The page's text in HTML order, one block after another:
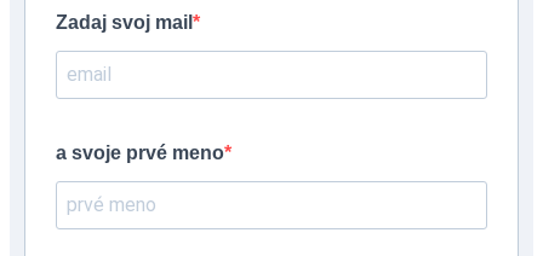
Zadaj svoj mail
a svoje prvé meno